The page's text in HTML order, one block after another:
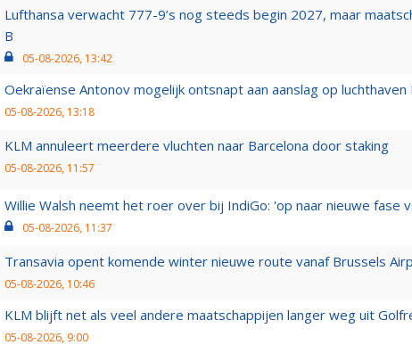
Lufthansa verwacht 777-9’s nog steeds begin 2027, maar
B
05-08-2026, 13:42
Oekraïense Antonov mogelijk ontsnapt aan aanslag op luchthaven
05-08-2026, 13:18
KLM annuleert meerdere vluchten naar Barcelona door staking
05-08-2026, 11:57
Willie Walsh neemt het roer over bij IndiGo: 'op naar nieuwe fase
05-08-2026, 11:37
Transavia opent komende winter nieuwe route vanaf Brussels
05-08-2026, 10:46
KLM blijft net als veel andere maatschappijen langer weg uit
05-08-2026, 9:00